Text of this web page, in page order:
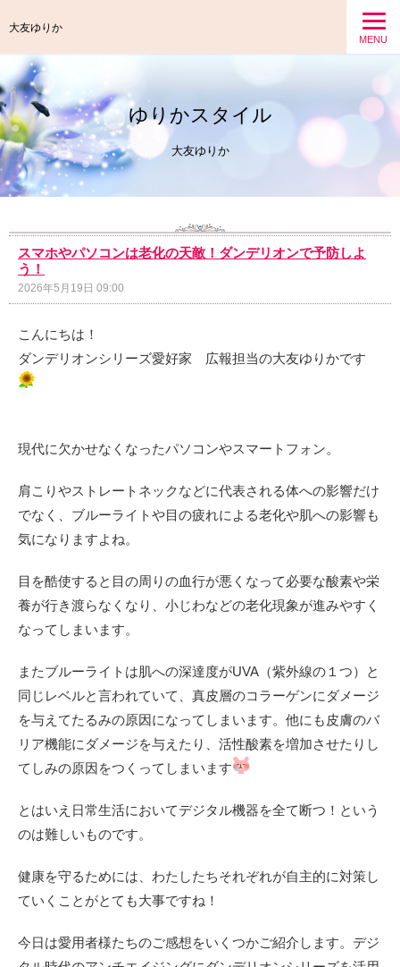
大友ゆりか
MENU
ゆりかスタイル
大友ゆりか
スマホやパソコンは老化の天敵！ダンデリオンで予防しよ
う！
2026年5月19日 09:00
こんにちは！
ダンデリオンシリーズ愛好家 広報担当の大友ゆりかです
現代に欠かせなくなったパソコンやスマートフォン。
肩こりやストレートネックなどに代表される体への影響だけ
でなく、ブルーライトや目の疲れによる老化や肌への影響も
気になりますよね。
目を酷使すると目の周りの血行が悪くなって必要な酸素や栄
養が行き渡らなくなり、小じわなどの老化現象が進みやすく
なってしまいます。
またブルーライトは肌への深達度がUVA（紫外線の１つ）と
同じレベルと言われていて、真皮層のコラーゲンにダメージ
を与えてたるみの原因になってしまいます。他にも皮膚のバ
リア機能にダメージを与えたり、活性酸素を増加させたりし
てしみの原因をつくってしまいます
とはいえ日常生活においてデジタル機器を全て断つ！という
のは難しいものです。
健康を守るためには、わたしたちそれぞれが自主的に対策し
ていくことがとても大事ですね！
今日は愛用者様たちのご感想をいくつかご紹介します。デジ